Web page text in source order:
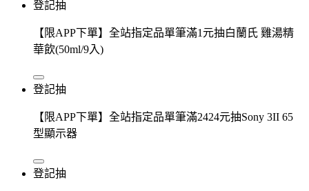
登記抽
【限APP下單】全站指定品單筆滿1元抽白蘭氏 雞湯精
華飲(50ml/9入)
登記抽
【限APP下單】全站指定品單筆滿2424元抽Sony 3II 65
型顯示器
登記抽